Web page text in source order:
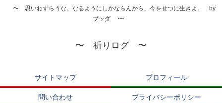
〜 思いわずらうな。なるようにしかならんから、今をせつに生きよ。 by
ブッダ 〜
〜 祈りログ 〜
サイトマップ プロフィール
問い合わせ プライバシーポリシー